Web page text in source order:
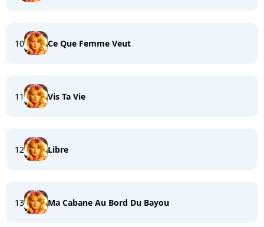
10 Ce Que Femme Veut
11 Vis Ta Vie
12 Libre
13 Ma Cabane Au Bord Du Bayou